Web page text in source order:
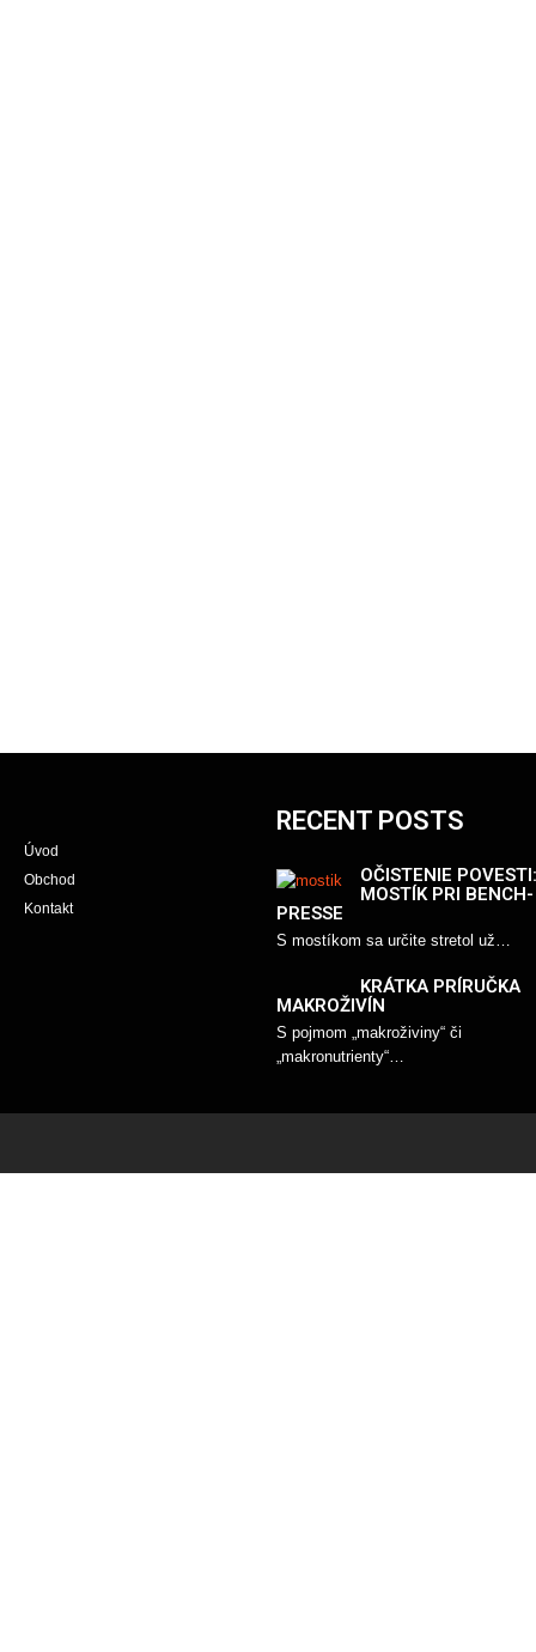
Úvod
Obchod
Kontakt
RECENT POSTS
OČISTENIE POVESTI:
MOSTÍK PRI BENCH-
PRESSE
S mostíkom sa určite stretol už…
KRÁTKA PRÍRUČKA
MAKROŽIVÍN
S pojmom „makroživiny“ či
„makronutrienty“…